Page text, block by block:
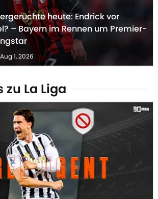
heute: Endrick vor
– Bayern im Rennen um Premier-
Aug 1, 2026
zu La Liga